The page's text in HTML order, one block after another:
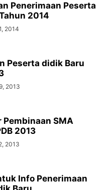
Penerimaan Peserta
2014
2014
Peserta didik Baru
2013
Pembinaan SMA
2013
2013
Info Penerimaan